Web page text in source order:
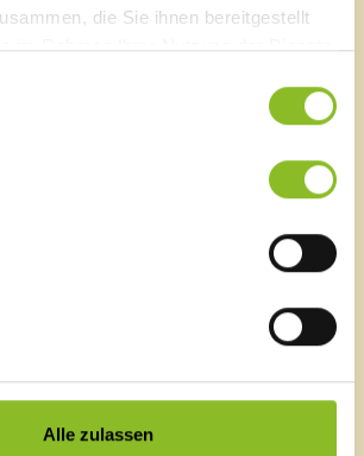
die Sie ihnen bereitgestellt
im Rahmen Ihrer Nutzung der Dienste
Alle zulassen
Gemeinde